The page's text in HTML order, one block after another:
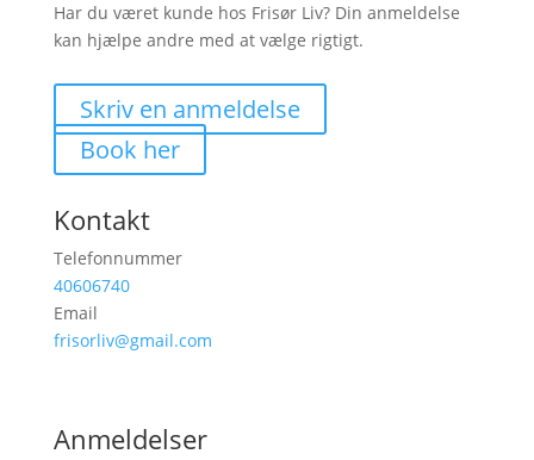
Har du været kunde hos Frisør Liv? Din anmeldelse
kan hjælpe andre med at vælge rigtigt.
Skriv en anmeldelse
Book her
Kontakt
Telefonnummer
40606740
Email
frisorliv@gmail.com
Anmeldelser